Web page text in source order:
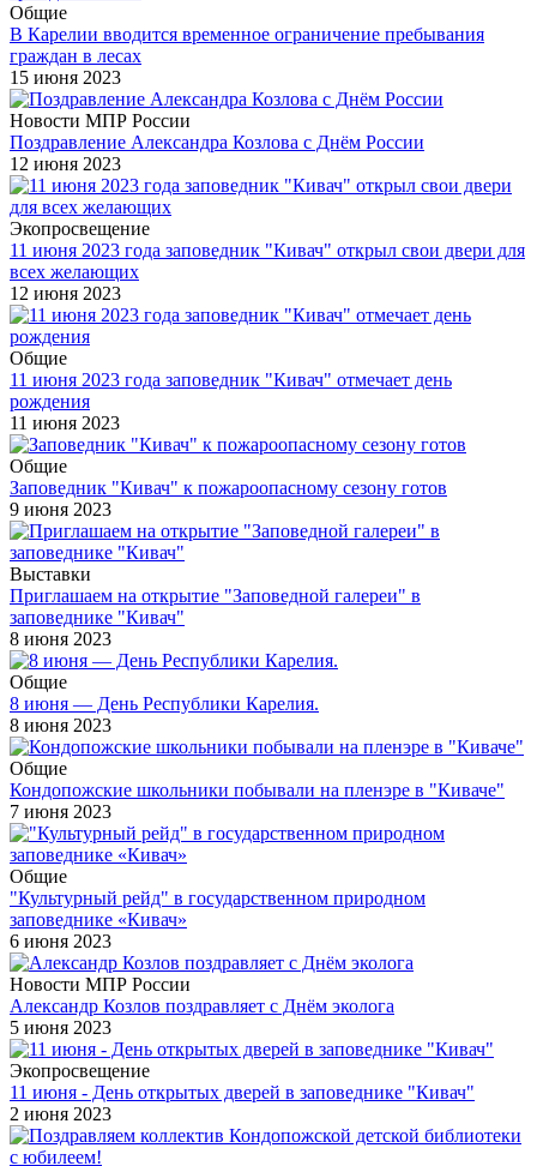
Общие
В Карелии вводится временное ограничение пребывания
граждан в лесах
15 июня 2023
Новости МПР России
Поздравление Александра Козлова с Днём России
12 июня 2023
Экопросвещение
11 июня 2023 года заповедник "Кивач" открыл свои двери для
всех желающих
12 июня 2023
Общие
11 июня 2023 года заповедник "Кивач" отмечает день
рождения
11 июня 2023
Общие
Заповедник "Кивач" к пожароопасному сезону готов
9 июня 2023
Выставки
Приглашаем на открытие "Заповедной галереи" в
заповеднике "Кивач"
8 июня 2023
Общие
8 июня — День Республики Карелия.
8 июня 2023
Общие
Кондопожские школьники побывали на пленэре в "Киваче"
7 июня 2023
Общие
"Культурный рейд" в государственном природном
заповеднике «Кивач»
6 июня 2023
Новости МПР России
Александр Козлов поздравляет с Днём эколога
5 июня 2023
Экопросвещение
11 июня - День открытых дверей в заповеднике "Кивач"
2 июня 2023